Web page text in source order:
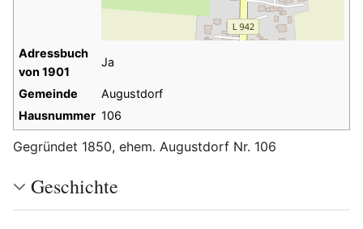
Adressbuch
von 1901
Ja
Gemeinde
Augustdorf
Hausnummer 106
Gegründet 1850, ehem. Augustdorf Nr. 106
Geschichte